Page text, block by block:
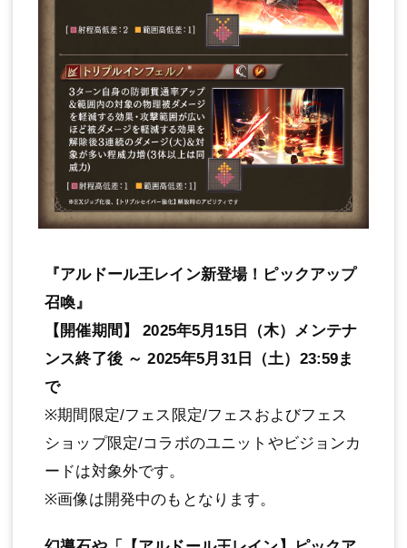
『アルドール王レイン新登場！ピックアップ
召喚』
【開催期間】 2025年5月15日（木）メンテナ
ンス終了後 ～ 2025年5月31日（土）23:59ま
で
※期間限定/フェス限定/フェスおよびフェス
ショップ限定/コラボのユニットやビジョンカ
ードは対象外です。
※画像は開発中のもとなります。